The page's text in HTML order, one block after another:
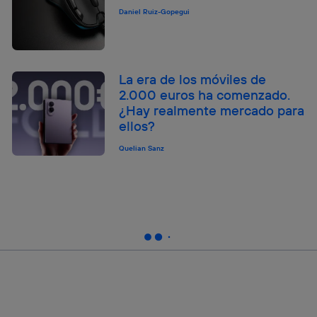
Daniel Ruiz-Gopegui
La era de los móviles de
2.000 euros ha comenzado.
¿Hay realmente mercado para
ellos?
Quelian Sanz